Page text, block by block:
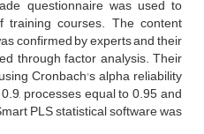
questionnaire was used to
training courses. The content
confirmed by experts and their
through factor analysis. Their
Cronbach's alpha reliability
processes equal to 0.95 and
PLS statistical software was